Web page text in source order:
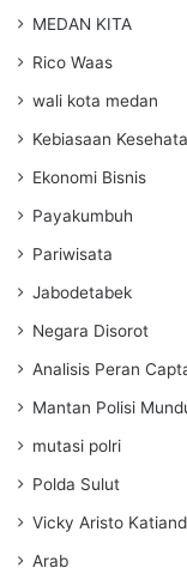
MEDAN KITA
Rico Waas
wali kota medan
Kebiasaan
Ekonomi Bisnis
Payakumbuh
Pariwisata
Jabodetabek
Negara Disorot
Analisis Peran
Mantan Polisi
mutasi polri
Polda Sulut
Vicky Aristo
Arab